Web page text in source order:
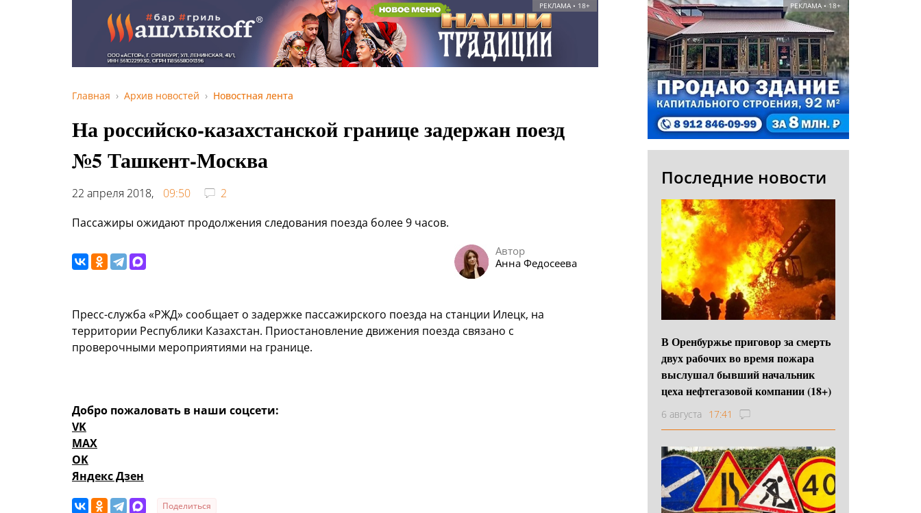
РЕКЛАМА • 18+
Главная Архив новостей Новостная лента
На российско-казахстанской границе задержан поезд
№5 Ташкент-Москва
22 апреля 2018, 09:50
2
Пассажиры ожидают продолжения следования поезда более 9 часов.
Автор
Анна Федосеева
Пресс-служба «РЖД» сообщает о задержке пассажирского поезда на станции Илецк, на
территории Республики Казахстан. Приостановление движения поезда связано с
проверочными мероприятиями на границе.
Добро пожаловать в наши соцсети:
VK
MAX
OK
Яндекс Дзен
Поделиться
РЕКЛАМА • 18+
Последние новости
В Оренбуржье приговор за смерть
двух рабочих во время пожара
выслушал бывший начальник
цеха нефтегазовой компании (18+)
6 августа 17:41